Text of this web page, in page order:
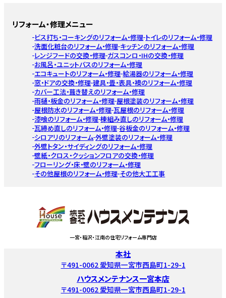
リフォーム・修理メニュー
ビス打ち・コーキングのリフォーム・修理 トイレのリフォーム・修理
洗面化粧台のリフォーム・修理 キッチンのリフォーム・修理
レンジフードの交換・修理 ガスコンロ・IHの交換・修理
お風呂・ユニットバスのリフォーム・修理
エコキュートのリフォーム・修理 給湯器のリフォーム・修理
窓・ドアの交換・修理 建具・畳・表具・襖のリフォーム・修理
カバー工法・葺き替えのリフォーム・修理
雨樋・板金のリフォーム・修理 屋根塗装のリフォーム・修理
屋根防水のリフォーム・修理 瓦屋根のリフォーム・修理
漆喰のリフォーム・修理 棟組み直しのリフォーム・修理
瓦締め直しのリフォーム・修理 谷板金のリフォーム・修理
シロアリのリフォーム 外壁塗装のリフォーム・修理
外壁トタン・サイディングのリフォーム・修理
壁紙・クロス・クッションフロアの交換・修理
フローリング・床・壁のリフォーム・修理
その他屋根のリフォーム・修理 その他大工工事
一宮・稲沢・江南の住宅リフォーム専門店
本社
〒491-0062 愛知県一宮市西島町1-29-1
ハウスメンテナンス一宮本店
〒491-0062 愛知県一宮市西島町1-29-1